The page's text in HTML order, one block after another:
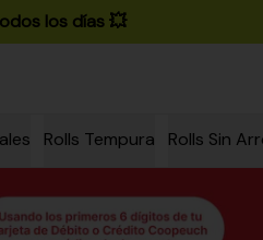
los días 💥
Rolls Tempura Rolls Sin